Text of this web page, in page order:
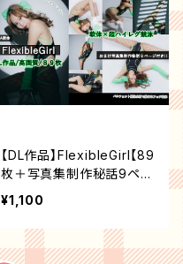
【DL作品】FlexibleGirl【89
枚＋写真集制作秘話9ペー
ジ】
¥1,100